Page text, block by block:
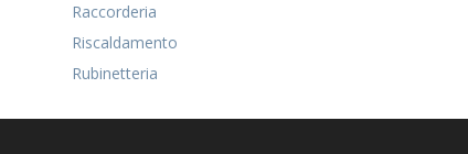
Raccorderia
Riscaldamento
Rubinetteria